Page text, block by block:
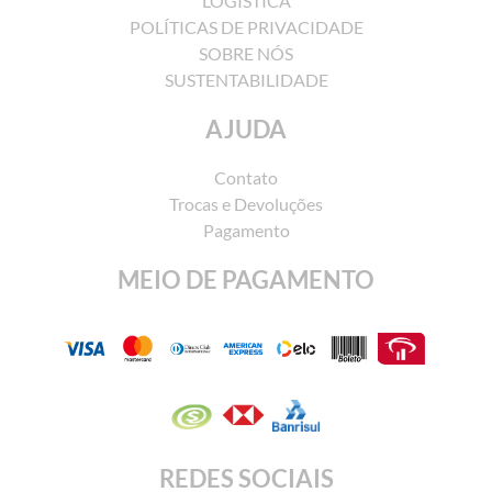
POLÍTICAS DE PRIVACIDADE
SOBRE NÓS
SUSTENTABILIDADE
AJUDA
Contato
Trocas e Devoluções
Pagamento
MEIO DE PAGAMENTO
REDES SOCIAIS